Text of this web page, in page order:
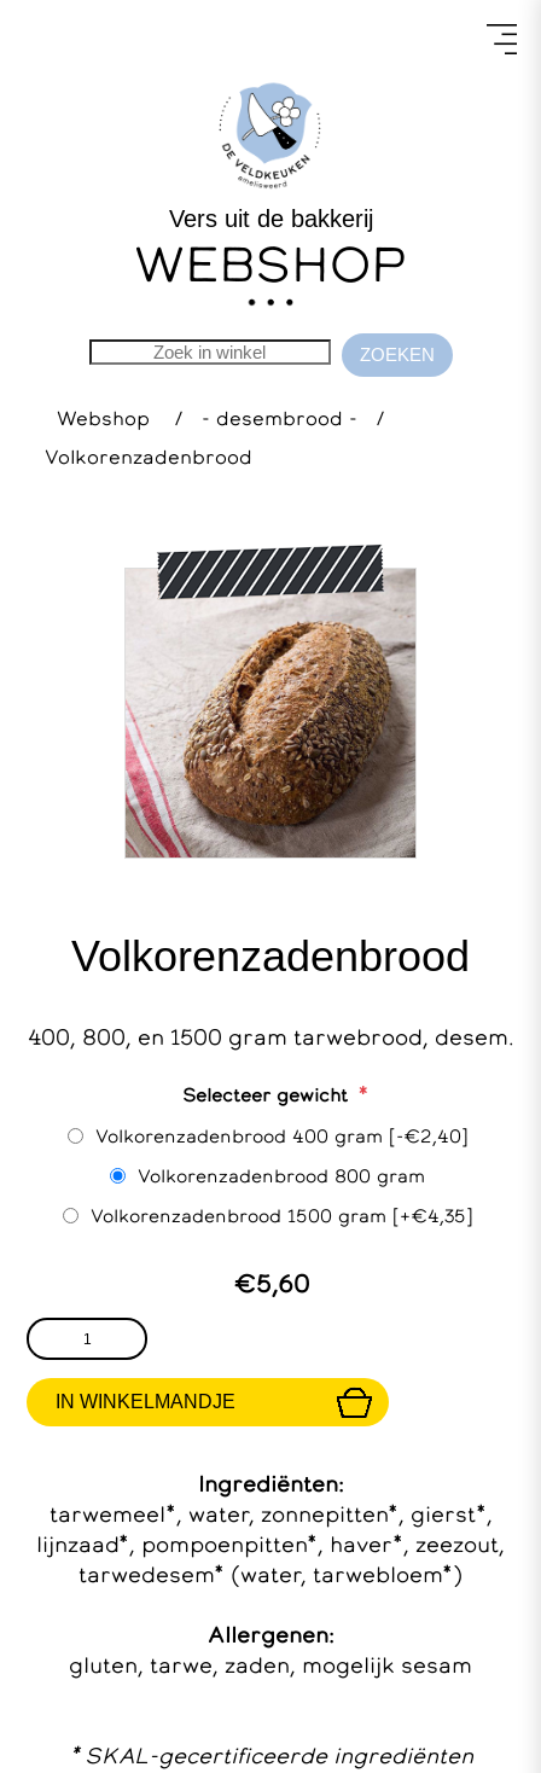
Vers uit de bakkerij
WEBSHOP
Webshop / - desembrood -
/
Volkorenzadenbrood
Volkorenzadenbrood
400, 800, en 1500 gram tarwebrood, desem.
Selecteer gewicht *
Volkorenzadenbrood 400 gram [-€2,40]
Volkorenzadenbrood 800 gram
Volkorenzadenbrood 1500 gram [+€4,35]
€5,60
Ingrediënten:
tarwemeel*, water, zonnepitten*, gierst*,
lijnzaad*, pompoenpitten*, haver*, zeezout,
tarwedesem* (water, tarwebloem*)
Allergenen:
gluten, tarwe, zaden, mogelijk sesam
* SKAL-gecertificeerde ingrediënten